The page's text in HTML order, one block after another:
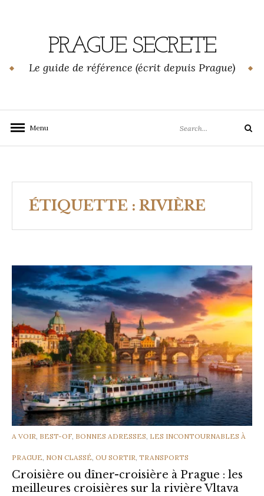
PRAGUE SECRETE
Le guide de référence (écrit depuis Prague)
Menu
for:
Search
ÉTIQUETTE : RIVIÈRE
CATEGORIES
A VOIR, BEST-OF, BONNES ADRESSES, LES INCONTOURNABLES À
PRAGUE, NON CLASSÉ, OU SORTIR, TRANSPORTS
Croisière ou dîner-croisière à Prague : les
meilleures croisières sur la rivière Vltava